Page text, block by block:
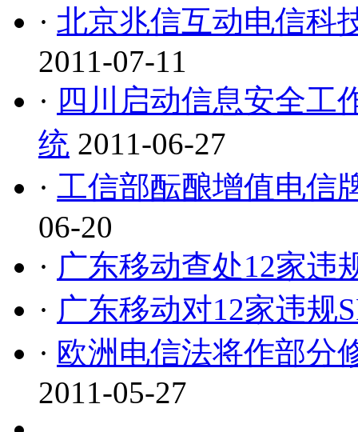
· 北京兆信互动电信科
2011-07-11
· 四川启动信息安全工
统 2011-06-27
· 工信部酝酿增值电信
06-20
· 广东移动查处12家违
· 广东移动对12家违规
· 欧洲电信法将作部分
2011-05-27